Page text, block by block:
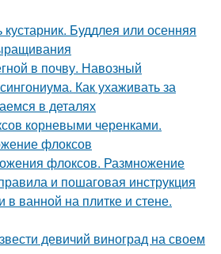
Буддлея или осенняя
в почву. Навозный
Как ухаживать за
в деталях
корневыми черенками.
флоксов
флоксов. Размножение
и пошаговая инструкция
в ванной на плитке и стене.
девичий виноград на своем